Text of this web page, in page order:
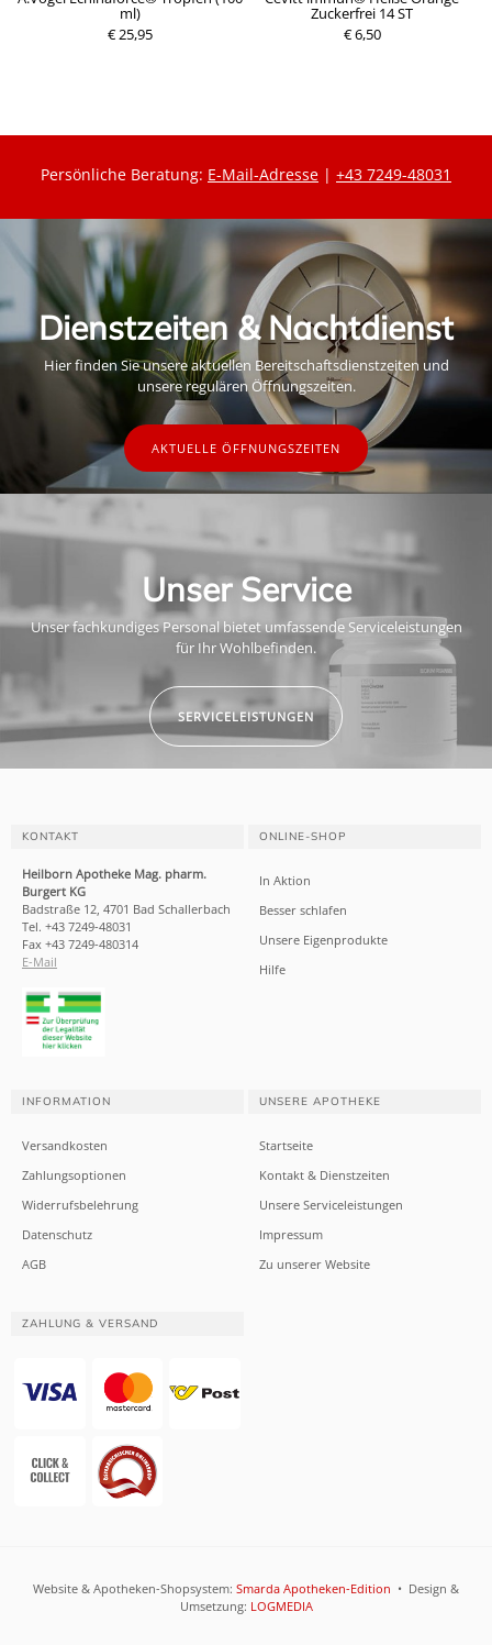
ml)
€ 25,95
Zuckerfrei 14 ST
€ 6,50
Persönliche Beratung: E-Mail-Adresse | +43 7249-48031
Dienstzeiten & Nachtdienst
Hier finden Sie unsere aktuellen Bereitschaftsdienstzeiten und
unsere regulären Öffnungszeiten.
AKTUELLE ÖFFNUNGSZEITEN
Unser Service
Unser fachkundiges Personal bietet umfassende Serviceleistungen
für Ihr Wohlbefinden.
SERVICELEISTUNGEN
KONTAKT
Heilborn Apotheke Mag. pharm.
Burgert KG
Badstraße 12, 4701 Bad Schallerbach
Tel. +43 7249-48031
Fax +43 7249-480314
E-Mail
ONLINE-SHOP
In Aktion
Besser schlafen
Unsere Eigenprodukte
Hilfe
INFORMATION
Versandkosten
Zahlungsoptionen
Widerrufsbelehrung
Datenschutz
AGB
UNSERE APOTHEKE
Startseite
Kontakt & Dienstzeiten
Unsere Serviceleistungen
Impressum
Zu unserer Website
ZAHLUNG & VERSAND
Website & Apotheken-Shopsystem: Smarda Apotheken-Edition • Design &
Umsetzung: LOGMEDIA